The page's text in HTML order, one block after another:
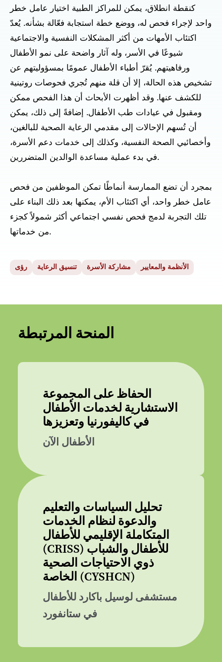
كنقطة انطلاق، يمكن للمراكز الطبية اختيار عامل خطر
واحد لإجراء فحص له، ووضع خطة استجابة فعّالة بشأنه. يُعدّ
اكتئاب الأمهات من أكثر المشكلات النفسية والاجتماعية
شيوعًا في الأسر، وله آثار واضحة على نمو الأطفال
ورفاهيتهم. يُقرّ أطباء الأطفال عمومًا بمسؤوليتهم عن
تشخيص هذه الحالة، إلا أن قلة منهم تُجري فحوصات روتينية
للكشف عنها. وقد أظهرت الأبحاث أن هذا الفحص ممكن
ومقبول في عيادات طب الأطفال. إضافةً إلى ذلك، يمكن
أن تُسهم الإحالات إلى مقدمي الرعاية الصحية للبالغين،
وأخصائيي الصحة النفسية، وكذلك إلى خدمات دعم الأسرة،
في بدء عملية مساعدة الوالدين المتضررين.
بمجرد أن تضع الممارسة أنماطًا تمكن الموظفين من فحص
عامل خطر واحد، أي اكتئاب الأم، يمكنها بعد ذلك البناء على
تلك التجربة لدمج فحص نفسي اجتماعي أكثر شمولاً كجزء
من خدماتها.
رؤى تنسيق الرعاية مشاركة الأسرة الأنظمة والمعايير
المنحة المرتبطة
الحفاظ على المجموعة
الاستشارية لخدمات الأطفال
في كاليفورنيا وتعزيزها
الأطفال الآن
تحليل السياسات والتعليم
والدعوة لنظام الخدمات
المتكاملة الإقليمي للأطفال
(CRISS) للأطفال والشباب
ذوي الاحتياجات الصحية
الخاصة (CYSHCN)
مستشفى لوسيل باكارد للأطفال
في ستانفورد